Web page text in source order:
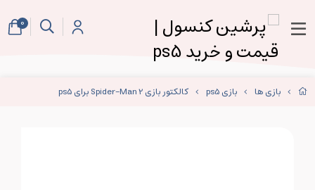
بازی ها بازی ps5 کالکتور بازی Spider-Man 2 برای ps5
0